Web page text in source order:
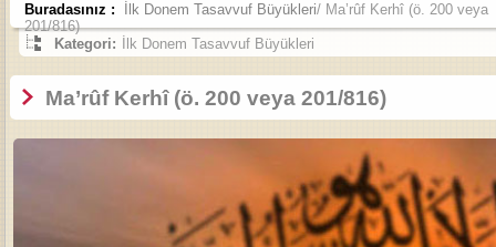
Buradasınız : İlk Donem Tasavvuf Büyükleri/ Ma’rûf Kerhî (ö. 200 veya
201/816)
Kategori:
İlk Donem Tasavvuf Büyükleri
Ma’rûf Kerhî (ö. 200 veya 201/816)